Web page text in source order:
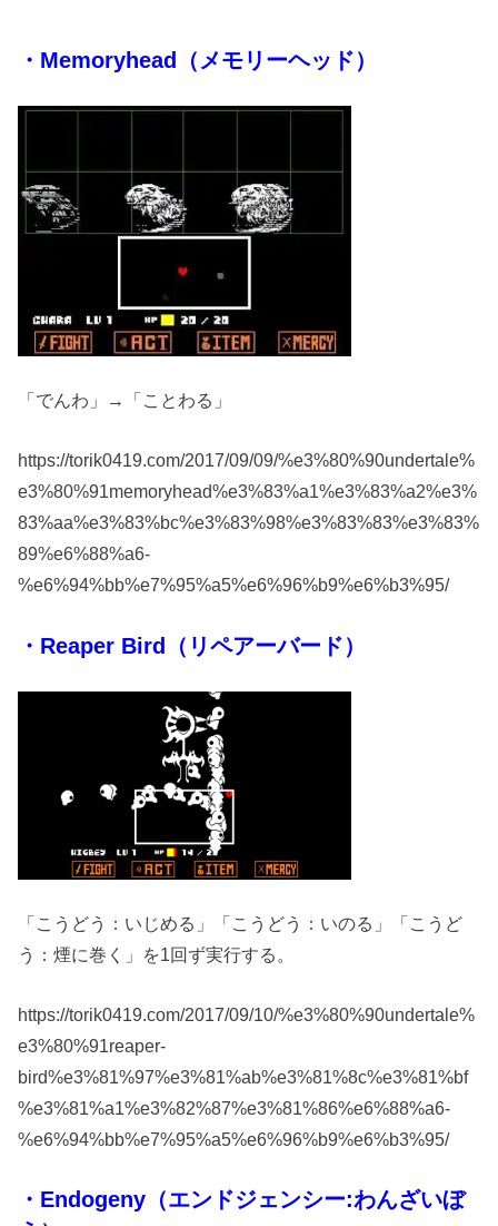
・Memoryhead（メモリーヘッド）
「でんわ」→「ことわる」
https://torik0419.com/2017/09/09/%e3%80%90undertale%
e3%80%91memoryhead%e3%83%a1%e3%83%a2%e3%
83%aa%e3%83%bc%e3%83%98%e3%83%83%e3%83%
89%e6%88%a6-
%e6%94%bb%e7%95%a5%e6%96%b9%e6%b3%95/
・Reaper Bird（リペアーバード）
「こうどう：いじめる」「こうどう：いのる」「こうど
う：煙に巻く」を1回ず実行する。
https://torik0419.com/2017/09/10/%e3%80%90undertale%
e3%80%91reaper-
bird%e3%81%97%e3%81%ab%e3%81%8c%e3%81%bf
%e3%81%a1%e3%82%87%e3%81%86%e6%88%a6-
%e6%94%bb%e7%95%a5%e6%96%b9%e6%b3%95/
・Endogeny（エンドジェンシー:わんざいぼ